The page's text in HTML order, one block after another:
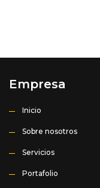
Empresa
Inicio
Sobre nosotros
Servicios
Portafolio